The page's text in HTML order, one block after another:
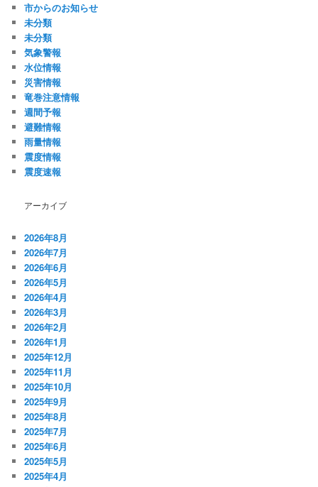
市からのお知らせ
未分類
未分類
気象警報
水位情報
災害情報
竜巻注意情報
週間予報
避難情報
雨量情報
震度情報
震度速報
アーカイブ
2026年8月
2026年7月
2026年6月
2026年5月
2026年4月
2026年3月
2026年2月
2026年1月
2025年12月
2025年11月
2025年10月
2025年9月
2025年8月
2025年7月
2025年6月
2025年5月
2025年4月